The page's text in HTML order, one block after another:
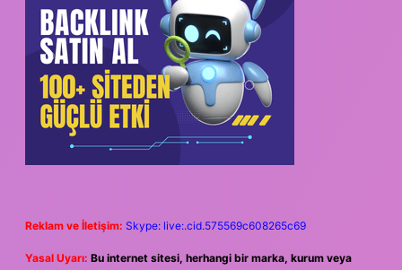
Reklam ve İletişim: Skype: live:.cid.575569c608265c69
Yasal Uyarı: Bu internet sitesi, herhangi bir marka, kurum veya